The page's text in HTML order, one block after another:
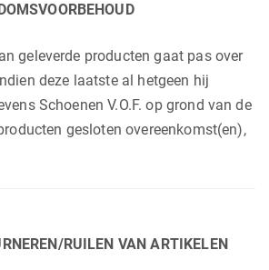
geleverde producten gaat pas over
deze laatste al hetgeen hij
Schoenen V.O.F. op grond van de
gesloten overeenkomst(en),
RUILEN VAN ARTIKELEN